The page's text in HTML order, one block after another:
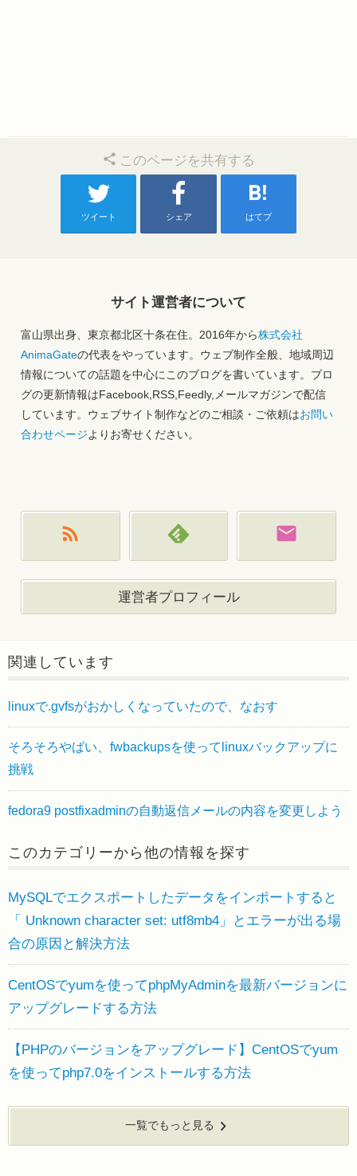
このページを共有する
ツイート シェア はてブ
サイト運営者について
富山県出身、東京都北区十条在住。2016年から株式会社
AnimaGateの代表をやっています。ウェブ制作全般、地域周辺
情報についての話題を中心にこのブログを書いています。ブロ
グの更新情報はFacebook,RSS,Feedly,メールマガジンで配信
しています。ウェブサイト制作などのご相談・ご依頼はお問い
合わせページよりお寄せください。
運営者プロフィール
関連しています
linuxで.gvfsがおかしくなっていたので、なおす
そろそろやばい、fwbackupsを使ってlinuxバックアップに
挑戦
fedora9 postfixadminの自動返信メールの内容を変更しよう
このカテゴリーから他の情報を探す
MySQLでエクスポートしたデータをインポートすると
「 Unknown character set: utf8mb4」とエラーが出る場
合の原因と解決方法
CentOSでyumを使ってphpMyAdminを最新バージョンに
アップグレードする方法
【PHPのバージョンをアップグレード】CentOSでyum
を使ってphp7.0をインストールする方法
一覧でもっと見る